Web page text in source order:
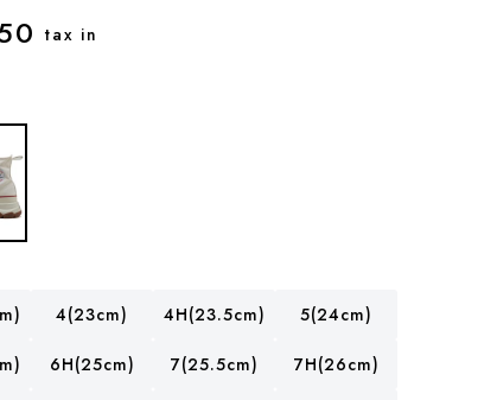
tax in
4(23cm) 4H(23.5cm) 5(24cm)
6H(25cm) 7(25.5cm) 7H(26cm)